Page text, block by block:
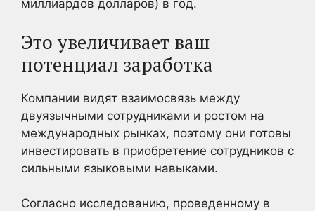
миллиардов долларов) в год.
Это увеличивает ваш
потенциал заработка
Компании видят взаимосвязь между
двуязычными сотрудниками и ростом на
международных рынках, поэтому они готовы
инвестировать в приобретение сотрудников с
сильными языковыми навыками.
Согласно исследованию, проведенному в